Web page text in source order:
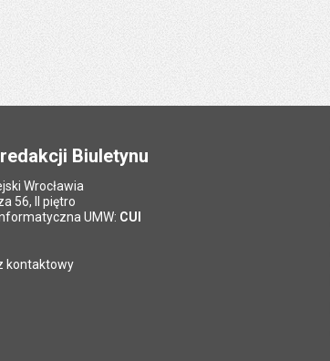
Biuletynu
Wrocławia
56, II piętro
UMW: CUI
kontaktowy